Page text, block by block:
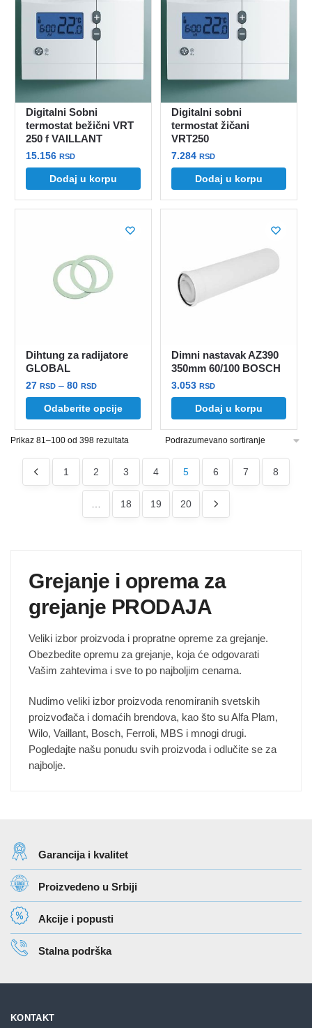
Opcije
mogu
biti
stranici
proizvoda.
mogu
biti
izabrane
stranici
proizvoda.
Digitalni Sobni
termostat bežični VRT
250 f VAILLANT
15.156RSD
Dodaj u korpu
Digitalni sobni
termostat žičani
VRT250
7.284RSD
Dodaj u korpu
Dihtung za radijatore
GLOBAL
27RSD – 80RSDRaspon
cena:
od
27 rsd
do
80 rsd
Odaberite opcije
Ovaj
ima
više
varijanti.
stranici
proizvoda.
Dimni nastavak AZ390
350mm 60/100 BOSCH
3.053RSD
Dodaj u korpu
Prikaz 81–100 od 398 rezultata
1 2 3 4 5 6 7 8
18 19 20
Grejanje i oprema za
grejanje PRODAJA
Veliki izbor proizvoda i propratne opreme za grejanje.
Obezbedite opremu za grejanje, koja će odgovarati
Vašim zahtevima i sve to po najboljim cenama.
Nudimo veliki izbor proizvoda renomiranih svetskih
proizvođača i domaćih brendova, kao što su Alfa Plam,
Wilo, Vaillant, Bosch, Ferroli, MBS i mnogi drugi.
Pogledajte našu ponudu svih proizvoda i odlučite se za
najbolje.
Garancija i kvalitet
Proizvedeno u Srbiji
Akcije i popusti
Stalna podrška
KONTAKT